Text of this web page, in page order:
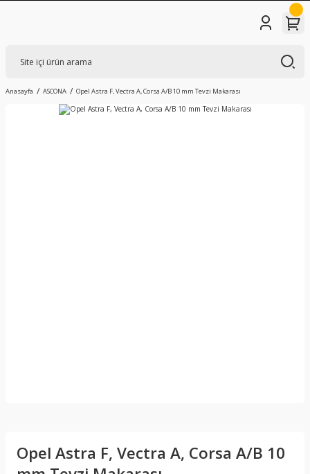
Anasayfa ASCONA Opel Astra F, Vectra A, Corsa A/B 10 mm Tevzi Makarası
Opel Astra F, Vectra A, Corsa A/B 10